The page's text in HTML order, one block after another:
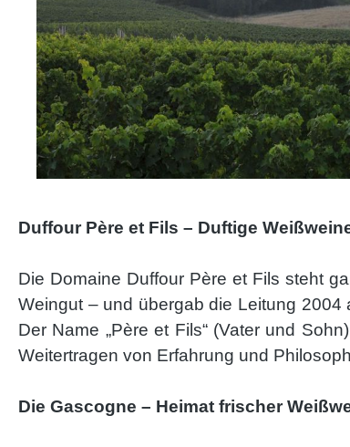
Duffour Père et Fils – Duftige
Die Domaine Duffour Père et Fils steht
Weingut – und übergab die Leitung
Der Name „Père et Fils“ (Vater und
Weitertragen von Erfahrung und
Die Gascogne – Heimat frischer